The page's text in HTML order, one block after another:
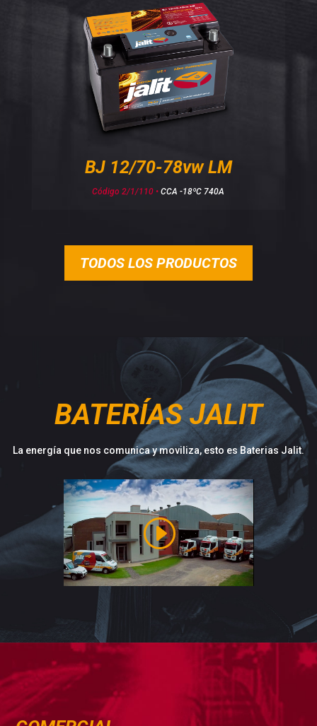
BJ 12/70-78vw LM
Código 2/1/110 •CCA -18ºC 740A
TODOS LOS PRODUCTOS
BATERÍAS JALIT
La energía que nos comunica y moviliza, esto es Baterias Jalit.